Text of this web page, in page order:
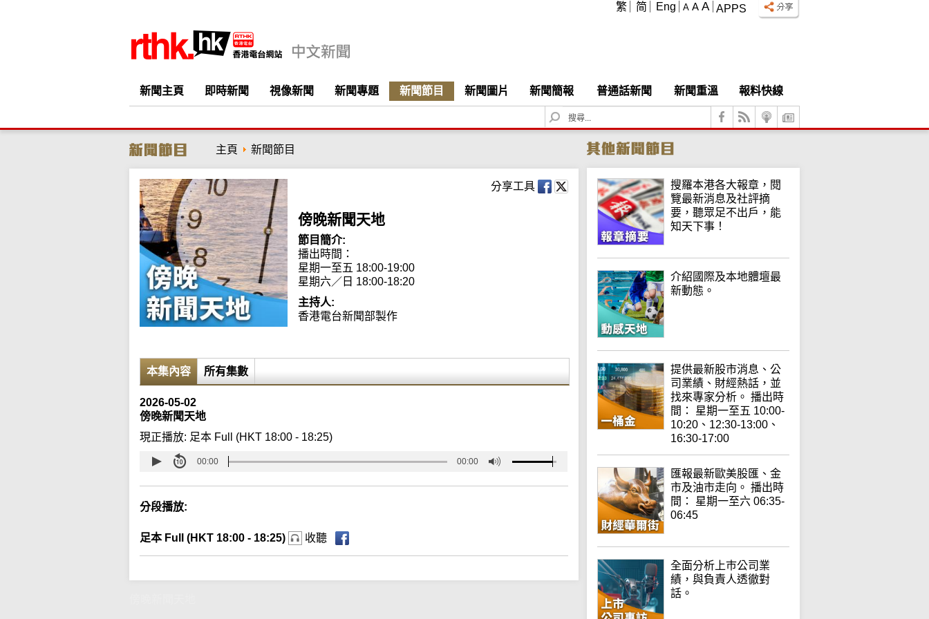
APPS
A A A
繁 简 Eng
新聞主頁 即時新聞 視像新聞 新聞專題 新聞節目 新聞圖片 新聞簡報 普通話新聞 新聞重溫
報料快線
S
e
c
h
主頁 新聞節目
分享工具
傍晚新聞天地
節目簡介:
播出時間：
星期一至五 18:00-19:00
星期六／日 18:00-18:20
主持人:
香港電台新聞部製作
本集內容 所有集數
2026-05-02
傍晚新聞天地
現正播放: 足本 Full (HKT 18:00 - 18:25)
00:00 00:00
分段播放:
足本 Full (HKT 18:00 - 18:25) 收聽
搜羅本港各大報章，閱
覽最新消息及社評摘
要，聽眾足不出戶，能
知天下事！
介紹國際及本地體壇最
新動態。
提供最新股市消息、公
司業績、財經熱話，並
找來專家分析。 播出時
間： 星期一至五 10:00-
10:20、12:30-13:00、
16:30-17:00
匯報最新歐美股匯、金
市及油市走向。 播出時
間： 星期一至六 06:35-
06:45
全面分析上巿公司業
績，與負責人透徹對
話。